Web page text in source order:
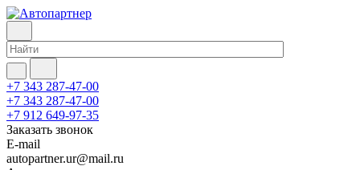
+7 343 287-47-00
+7 343 287-47-00
+7 912 649-97-35
Заказать звонок
E-mail
autopartner.ur@mail.ru